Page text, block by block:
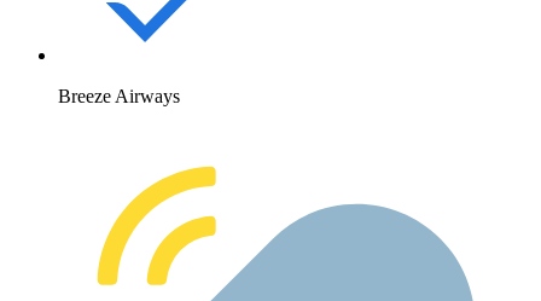
Breeze Airways